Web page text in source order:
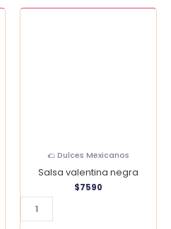
🌮 Dulces Mexicanos
Salsa valentina negra
$7590